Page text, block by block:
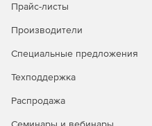
Прайс-листы
Производители
Специальные предложения
Техподдержка
Распродажа